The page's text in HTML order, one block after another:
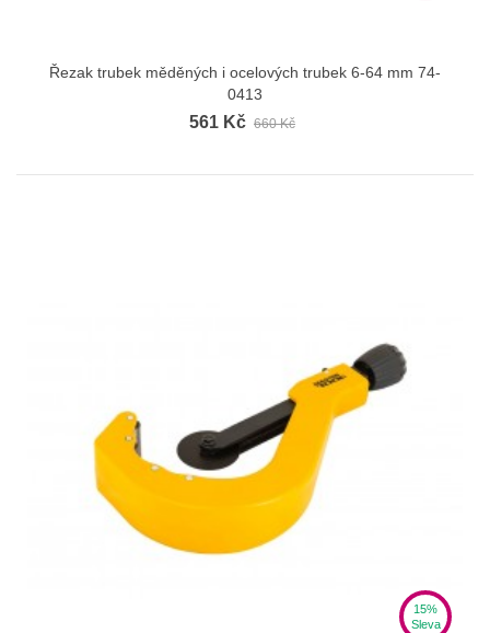
Řezak trubek měděných i ocelových trubek 6-64 mm 74-
0413
561 Kč 660 Kč
15%
Sleva